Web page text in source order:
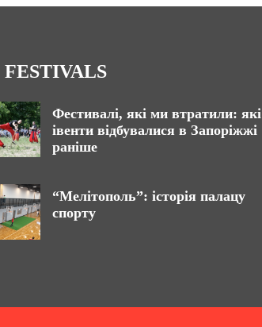
FESTIVALS
Фестивалі, які ми втратили: які
івенти відбувалися в Запоріжжі
раніше
“Мелітополь”: історія палацу
спорту